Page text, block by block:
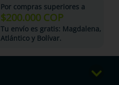
Por compras superiores a
$200.000 COP
Tu envío es gratis: Magdalena,
Atlántico y Bolívar.